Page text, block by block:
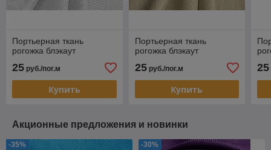
Портьерная ткань
рогожка блэкаут
25 руб./пог.м
Купить
Портьерная ткань
рогожка блэкаут
25руб./пог.м
Купить
25
Акционные предложения и новинки
-35% -30%